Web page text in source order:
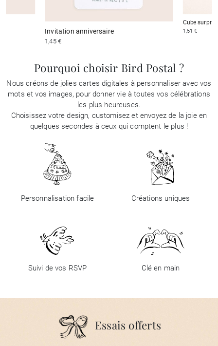
Invitation anniversaire
1,45 €
Cube
1,51 €
Pourquoi choisir Bird Postal ?
Nous créons de jolies cartes digitales à personnaliser avec vos
mots et vos images, pour donner vie à toutes vos célébrations
les plus heureuses.
Choisissez votre design, customisez et envoyez de la joie en
quelques secondes à ceux qui comptent le plus !
Personnalisation facile Créations uniques
Suivi de vos RSVP Clé en main
Essais offerts